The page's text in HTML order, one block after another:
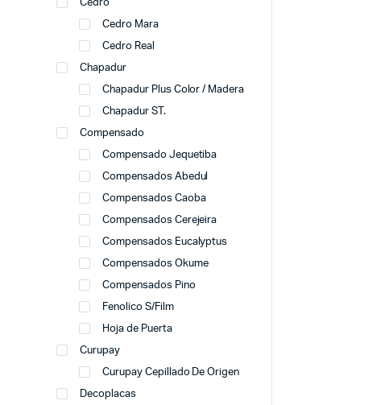
Cedro
Cedro Mara
Cedro Real
Chapadur
Chapadur Plus Color / Madera
Chapadur ST.
Compensado
Compensado Jequetiba
Compensados Abedul
Compensados Caoba
Compensados Cerejeira
Compensados Eucalyptus
Compensados Okume
Compensados Pino
Fenolico S/Film
Hoja de Puerta
Curupay
Curupay Cepillado De Origen
Decoplacas